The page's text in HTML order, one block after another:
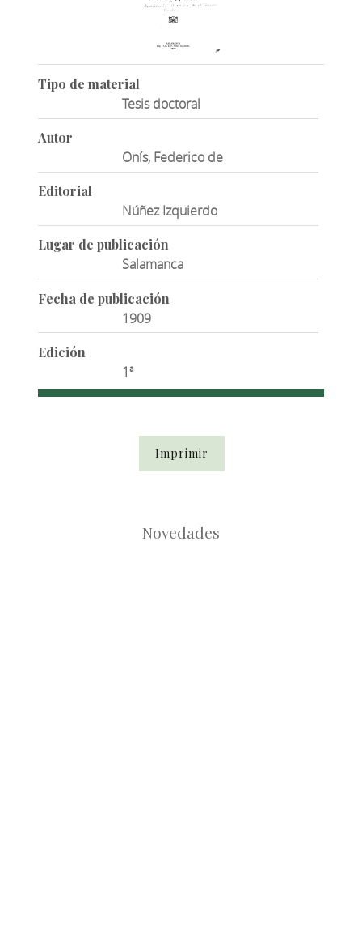
Tipo de material
Tesis doctoral
Autor
Onís, Federico de
Editorial
Núñez Izquierdo
Lugar de publicación
Salamanca
Fecha de publicación
1909
Edición
1ª
Imprimir
Novedades